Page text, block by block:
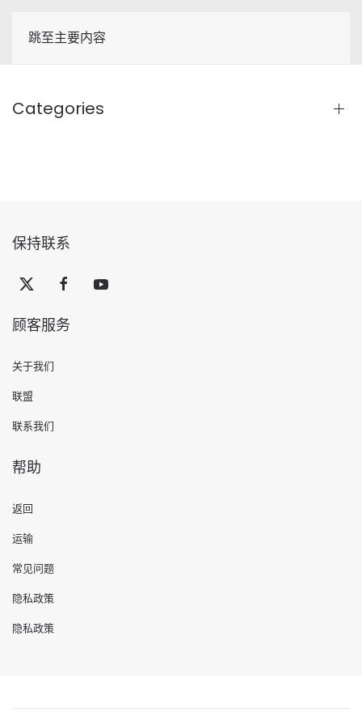
跳至主要内容
Categories
保持联系
顾客服务
关于我们
联盟
联系我们
帮助
返回
运输
常见问题
隐私政策
隐私政策